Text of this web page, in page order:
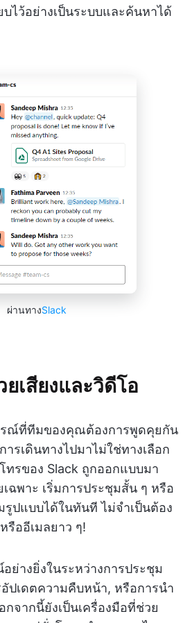
ไว้อย่างเป็นระบบและค้นหาได้
ผ่านทางSlack
เสียงและวิดีโอ
รณ์ที่ทีมของคุณต้องการพูดคุยกัน
รเดินทางไปมาไม่ใช่ทางเลือก
ทรของ Slack ถูกออกแบบมา
ฉพาะ เริ่มการประชุมสั้น ๆ หรือ
รูปแบบได้ในทันที ไม่จำเป็นต้อง
รืออีเมลยาว ๆ!
ย่างยิ่งในระหว่างการประชุม
ปเดตความคืบหน้า, หรือการนำ
จากนี้ยังเป็นเครื่องมือที่ช่วย